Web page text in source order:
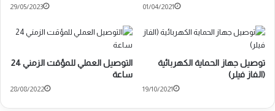
29/05/2023 01/04/2021
التوصيل العملي للمؤقت الزمني 24
ساعة
28/08/2022
توصيل جهاز الحماية الكهربائية
(الفاز فيلر)
19/10/2021